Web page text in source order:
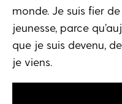
monde. Je suis fier
jeunesse, parce
que je suis devenu,
je viens.